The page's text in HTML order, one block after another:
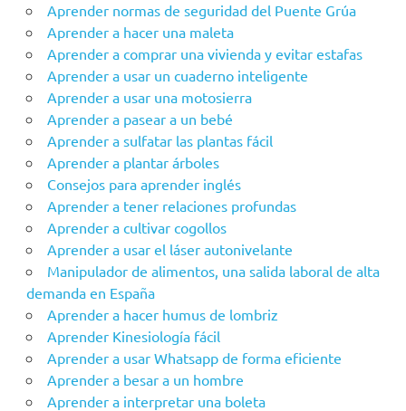
Aprender‌ ‌‌normas‌ ‌de‌ ‌seguridad‌ ‌del‌ ‌Puente‌ ‌Grúa‌ ‌
Aprender a hacer una maleta
Aprender a comprar una vivienda y evitar estafas
Aprender a usar un cuaderno inteligente
Aprender a usar una motosierra
Aprender a pasear a un bebé
Aprender a sulfatar las plantas fácil
Aprender a plantar árboles
Consejos para aprender inglés
Aprender a tener relaciones profundas
Aprender a cultivar cogollos
Aprender a usar el láser autonivelante
Manipulador de alimentos, una salida laboral de alta
demanda en España
Aprender a hacer humus de lombriz
Aprender Kinesiología fácil
Aprender a usar Whatsapp de forma eficiente
Aprender a besar a un hombre
Aprender a interpretar una boleta